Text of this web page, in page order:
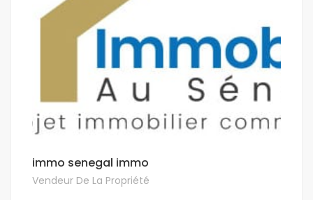
immo senegal immo
Vendeur De La Propriété